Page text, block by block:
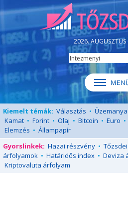
2026.
Kiemelt témák: Választás •
Kamat • Forint • Olaj • Bitcoin • Euro •
Elemzés • Állampapír
Gyorslinkek: Hazai részvény •
árfolyamok • Határidős index • Deviza
Kriptovaluta árfolyam